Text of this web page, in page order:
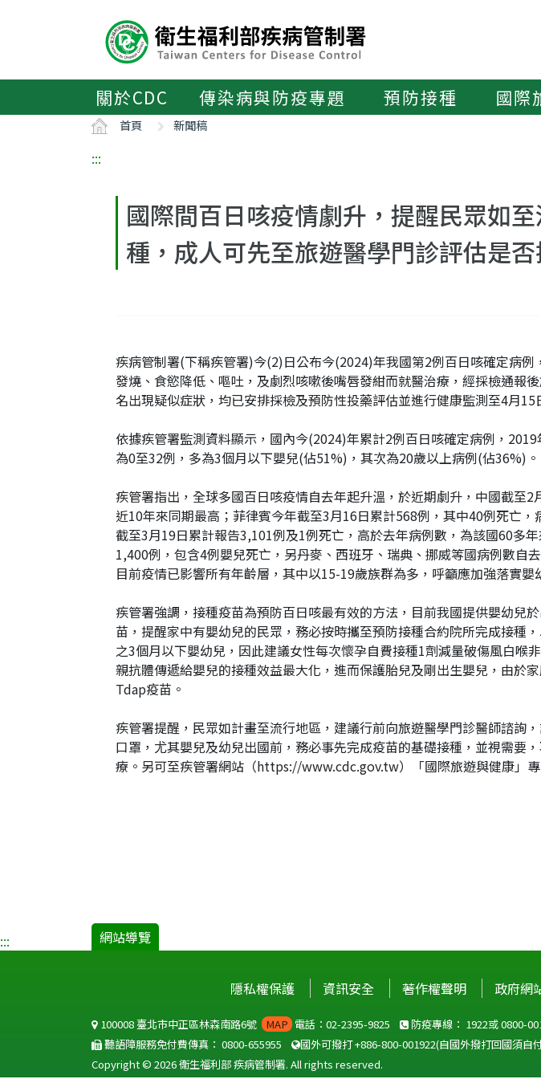
區
關於CDC 傳染病與防疫專題 預防接種 國際
首頁 新聞稿
:::
國際間百日咳疫情劇升，提醒民眾如
種，成人可先至旅遊醫學門診評估是
疾病管制署(下稱疾管署)今(2)日公布今(2024)年我國第2例百日咳確定病
發燒、食慾降低、嘔吐，及劇烈咳嗽後嘴唇發紺而就醫治療，經採檢通報
名出現疑似症狀，均已安排採檢及預防性投藥評估並進行健康監測至4月15
依據疾管署監測資料顯示，國內今(2024)年累計2例百日咳確定病例，
為0至32例，多為3個月以下嬰兒(佔51%)，其次為20歲以上病例(佔36%)。
疾管署指出，全球多國百日咳疫情自去年起升溫，於近期劇升，中國截
近10年來同期最高；菲律賓今年截至3月16日累計568例，其中40例死亡
截至3月19日累計報告3,101例及1例死亡，高於去年病例數，為該國60多
1,400例，包含4例嬰兒死亡，另丹麥、西班牙、瑞典、挪威等國病例數自
目前疫情已影響所有年齡層，其中以15-19歲族群為多，呼籲應加強落實嬰
疾管署強調，接種疫苗為預防百日咳最有效的方法，目前我國提供嬰幼兒
苗，提醒家中有嬰幼兒的民眾，務必按時攜至預防接種合約院所完成接種
之3個月以下嬰幼兒，因此建議女性每次懷孕自費接種1劑減量破傷風白
親抗體傳遞給嬰兒的接種效益最大化，進而保護胎兒及剛出生嬰兒，由於
Tdap疫苗。
疾管署提醒，民眾如計畫至流行地區，建議行前向旅遊醫學門診醫師諮詢
口罩，尤其嬰兒及幼兒出國前，務必事先完成疫苗的基礎接種，並視需要
療。另可至疾管署網站（https://www.cdc.gov.tw）「國際旅遊與健康」
::: 網站導覽
隱私權保護 資訊安全 著作權聲明 政府網
100008 臺北市中正區林森南路6號 MAP 電話：02-2395-9825 防疫專線： 1922或0800-
聽語障服務免付費傳真： 0800-655955 國外可撥打+886-800-001922(自國外撥打回國須自
Copyright © 2026 衛生福利部 疾病管制署. All rights reserved.